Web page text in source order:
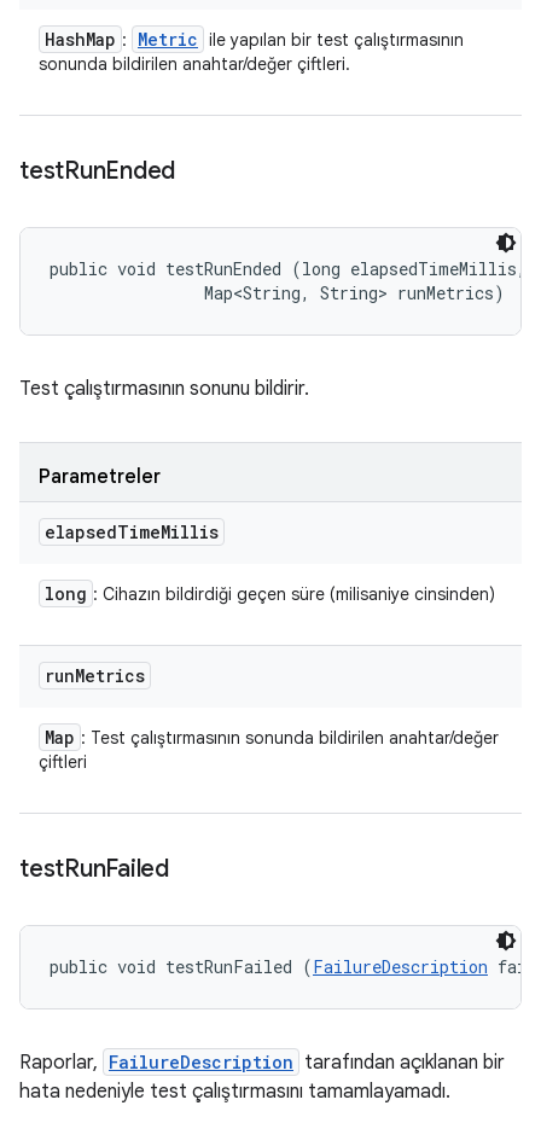
HashMap : Metric ile yapılan bir test çalıştırmasının
sonunda bildirilen anahtar/değer çiftleri.
testRunEnded
public void testRunEnded (long elapsedTimeMillis,
                Map<String, String> runMetrics)
Test çalıştırmasının sonunu bildirir.
Parametreler
elapsedTimeMillis
long : Cihazın bildirdiği geçen süre (milisaniye cinsinden)
runMetrics
Map : Test çalıştırmasının sonunda bildirilen anahtar/değer
çiftleri
testRunFailed
public void testRunFailed (FailureDescription
Raporlar, FailureDescription tarafından açıklanan bir
hata nedeniyle test çalıştırmasını tamamlayamadı.